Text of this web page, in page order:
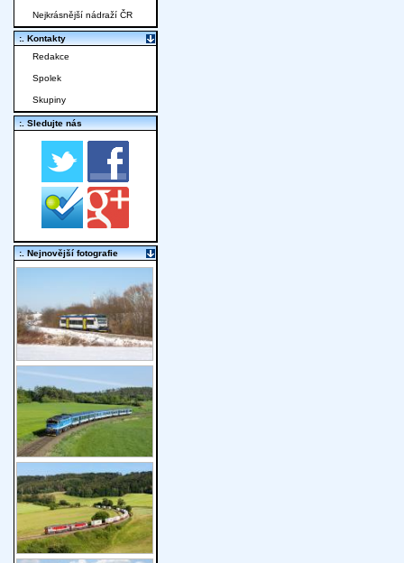
Nejkrásnější nádraží ČR
:. Kontakty
Redakce
Spolek
Skupiny
:. Sledujte nás
:. Nejnovější fotografie